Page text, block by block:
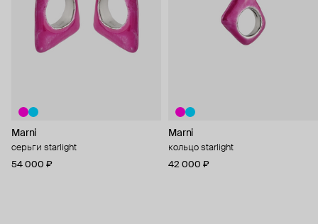
Marni
серьги starlight
54 000 ₽
Marni
кольцо starlight
42 000 ₽